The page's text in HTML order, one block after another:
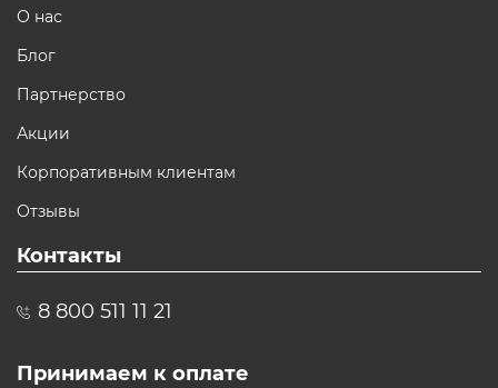
О нас
Блог
Партнерство
Акции
Корпоративным клиентам
Отзывы
Контакты
8 800 511 11 21
Принимаем к оплате